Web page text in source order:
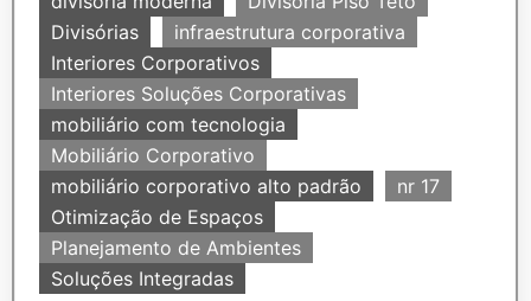
Divisórias
infraestrutura corporativa
Interiores Corporativos
Interiores Soluções Corporativas
mobiliário com tecnologia
Mobiliário Corporativo
mobiliário corporativo alto padrão
nr 17
Otimização de Espaços
Planejamento de Ambientes
Soluções Integradas